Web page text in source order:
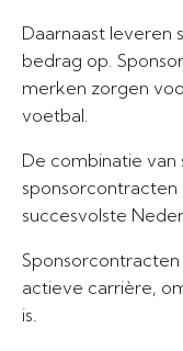
Daarnaast leveren
bedrag op.
merken zorgen
voetbal.
De combinatie van
sponsorcontracten
succesvolste
Sponsorcontracten
actieve carrière,
is.